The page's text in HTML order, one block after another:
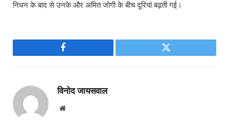
निधन के बाद से उनके और अमित जोगी के बीच दूरियां बढ़ती गई।
Facebook Twitter
विनोद जायसवाल
Website